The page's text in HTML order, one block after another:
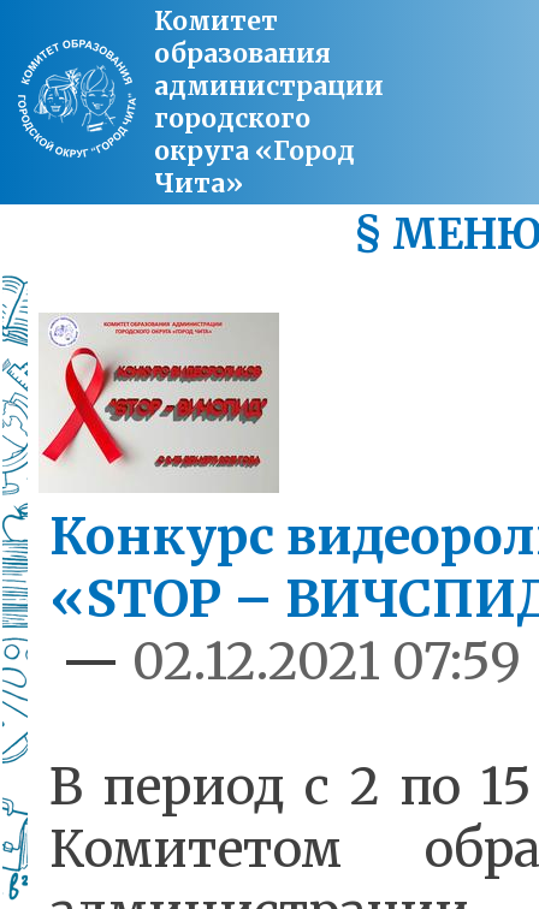
Комитет
образования
администрации
городского
округа «Город
Чита»
§
Конкурс
«STOP –
— 02.12.2021 07:59
В период с 2 по
Комитетом